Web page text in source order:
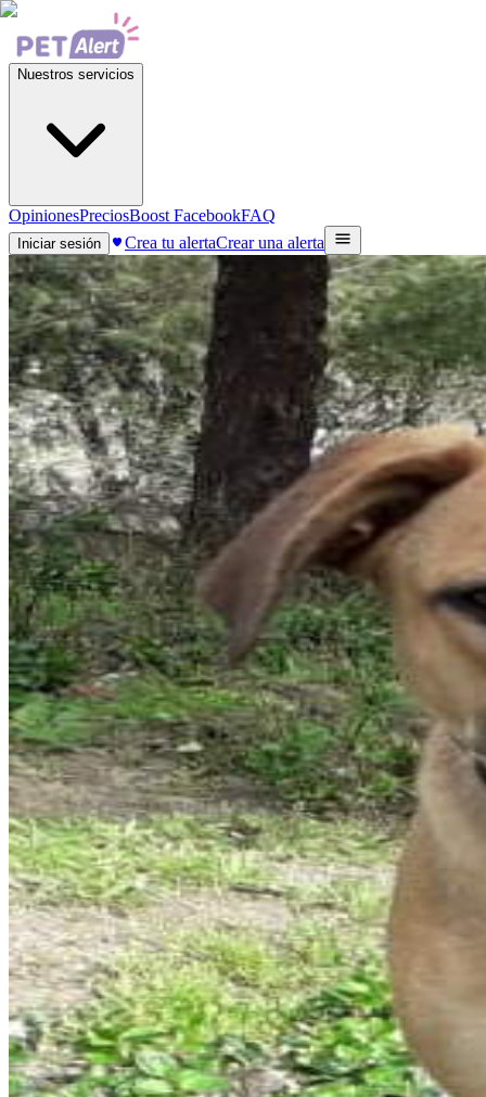
Nuestros servicios
OpinionesPreciosBoost FacebookFAQ
Iniciar sesión Crea tu alertaCrear una alerta